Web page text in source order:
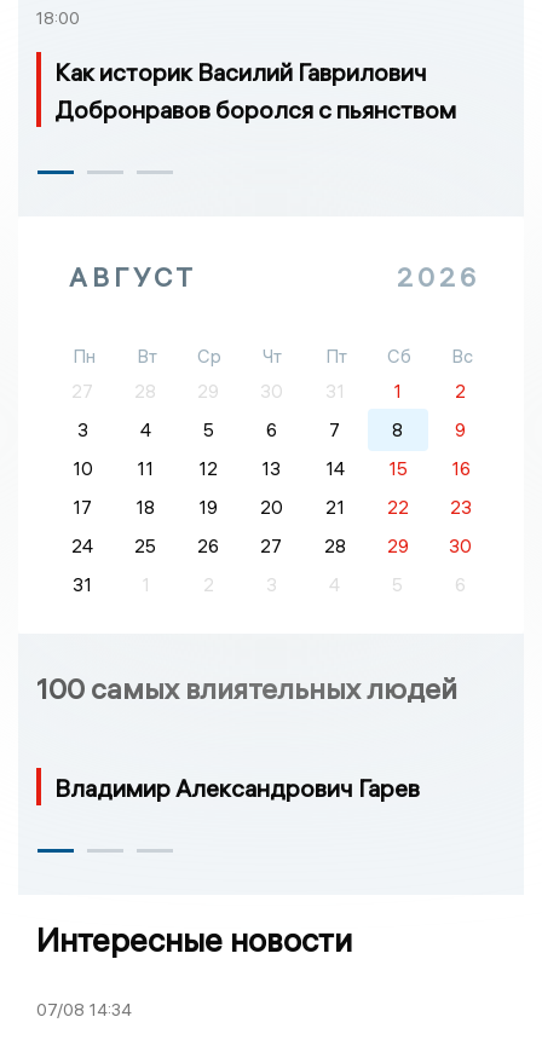
18:00
Как историк Василий Гаврилович
Добронравов боролся с пьянством
АВГУСТ 2026
Пн Вт Ср Чт Пт Сб
Вс
27
28 29 30 31 1
2
3
4 5 6 7 8
9
10
11 12 13 14 15
16
17
18 19 20 21 22
23
24
25 26 27 28 29
30
31
1 2 3 4 5 6
100 самых влиятельных людей
Владимир Александрович Гарев
Интересные новости
07/08 14:34